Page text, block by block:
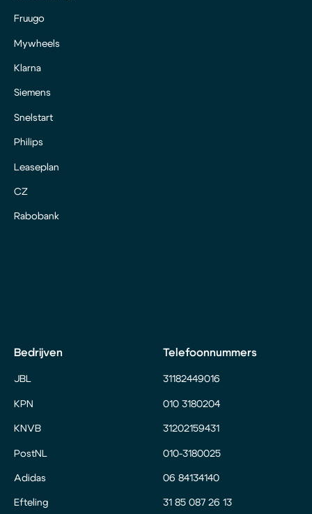
Fruugo
Mywheels
Klarna
Siemens
Snelstart
Philips
Leaseplan
CZ
Rabobank
Bedrijven
JBL
KPN
KNVB
PostNL
Adidas
Efteling
Telefoonnummers
31182449016
010 3180204
31202159431
010-3180025
06 84134140
31 85 087 26 13